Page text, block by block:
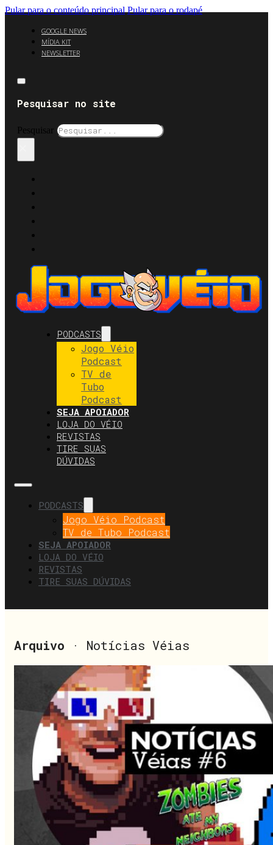
Pular para o conteúdo principal Pular para o rodapé
GOOGLE NEWS
MÍDIA KIT
NEWSLETTER
Pesquisar no site
Pesquisar
PODCASTS
Jogo Véio
Podcast
TV de
Tubo
Podcast
SEJA APOIADOR
LOJA DO VÉIO
REVISTAS
TIRE SUAS
DÚVIDAS
PODCASTS
Jogo Véio Podcast
TV de Tubo Podcast
SEJA APOIADOR
LOJA DO VÉIO
REVISTAS
TIRE SUAS DÚVIDAS
Arquivo · Notícias Véias